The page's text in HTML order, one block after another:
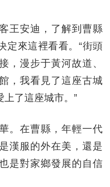
安迪，了解到曹縣
定來這裡看看。“街頭
，漫步于黃河故道、
，我看見了這座古城
了這座城市。”
在曹縣，年輕一代
漢服的外在美，還是
是對家鄉發展的自信